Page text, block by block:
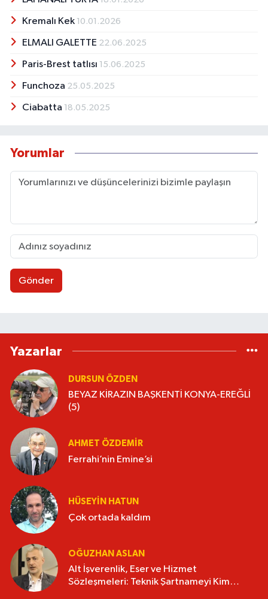
Kremalı Kek 10.01.2026
ELMALI GALETTE 22.06.2025
Paris-Brest tatlısı 15.06.2025
Funchoza 25.05.2025
Ciabatta 18.05.2025
Yorumlar
Gönder
Yazarlar
DURSUN ÖZDEN
BEYAZ KİRAZIN BAŞKENTİ KONYA-EREĞLİ
(5)
AHMET ÖZDEMIR
Ferrahi’nin Emine’si
HÜSEYIN HATUN
Çok ortada kaldım
OĞUZHAN ASLAN
Alt İşverenlik, Eser ve Hizmet
Sözleşmeleri: Teknik Şartnameyi Kim